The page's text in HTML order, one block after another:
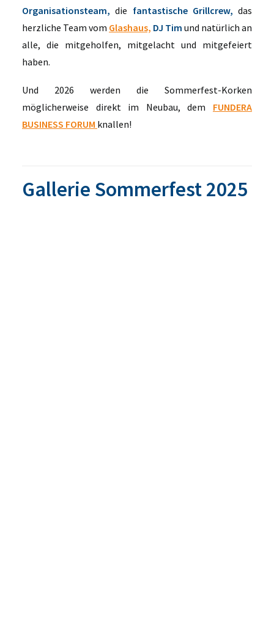
Organisationsteam, die fantastische Grillcrew, das
herzliche Team vom Glashaus, DJ Tim und natürlich an
alle, die mitgeholfen, mitgelacht und mitgefeiert
haben.
Und 2026 werden die Sommerfest-Korken
möglicherweise direkt im Neubau, dem FUNDERA
BUSINESS FORUM knallen!
Gallerie Sommerfest 2025